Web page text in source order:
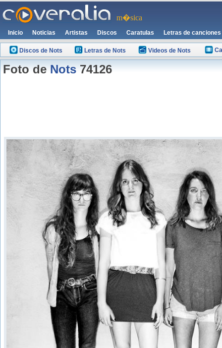
m�sica
Inicio Noticias Artistas Discos Caratulas Letras de canciones
Discos de Nots Letras de Nots Videos de Nots
Foto deNots74126